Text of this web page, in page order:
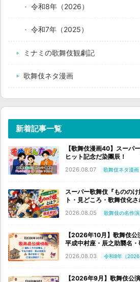
令和8年（2026）
令和7年（2025）
ミナミの歌舞伎観劇記
歌舞伎ネタ漫画
新着記事一覧
【歌舞伎漫画40】スーパ
ヒット記念だ染團辰！
2026.08.07 歌舞伎ネタ漫画
スーパー歌舞伎『ものの
ト・見どころ・歌舞伎化
2026.08.05 歌舞伎の名作演
【2026年10月】歌舞伎公
平成中村座・辰之助襲名
2026.08.03 令和8年（2026
【2026年9月】歌舞伎公